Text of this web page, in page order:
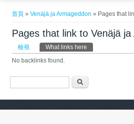
首頁 »Venäjä ja Armageddon » Pages that
Pages that link to Venäjä ja
主要索引標籤
檢視 What links here
No backlinks found.